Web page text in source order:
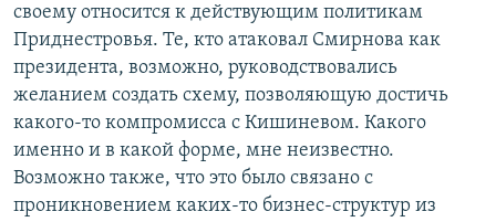
своему относится к действующим политикам
Приднестровья. Те, кто атаковал Смирнова как
президента, возможно, руководствовались
желанием создать схему, позволяющую достичь
какого-то компромисса с Кишиневом. Какого
именно и в какой форме, мне неизвестно.
Возможно также, что это было связано с
проникновением каких-то бизнес-структур из